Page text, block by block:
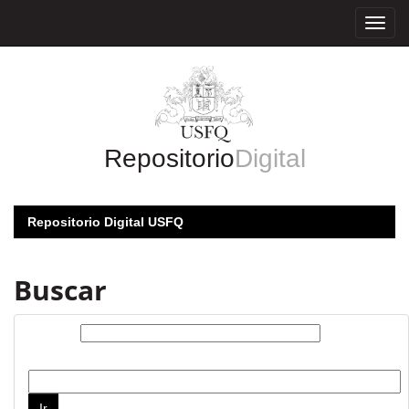
RepositorioDigital
Repositorio Digital USFQ
Buscar